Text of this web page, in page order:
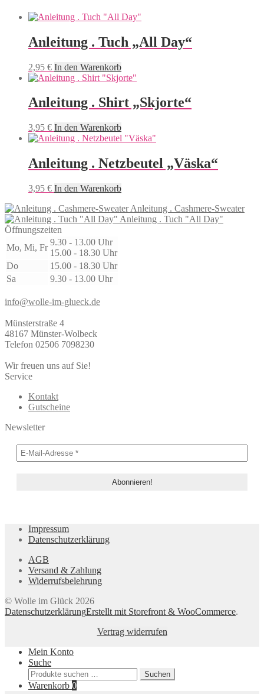
Anleitung . Tuch „All Day“
2,95 € In den Warenkorb
Anleitung . Shirt „Skjorte“
3,95 € In den Warenkorb
Anleitung . Netzbeutel „Väska“
3,95 € In den Warenkorb
Anleitung . Cashmere-Sweater
Anleitung . Tuch "All Day"
Öffnungszeiten
Mo, Mi, Fr
9.30 - 13.00 Uhr
15.00 - 18.30 Uhr
Do
15.00 - 18.30 Uhr
Sa
9.30 - 13.00 Uhr
info@wolle-im-glueck.de
Münsterstraße 4
48167 Münster-Wolbeck
Telefon 02506 7098230
Wir freuen uns auf Sie!
Service
Kontakt
Gutscheine
Newsletter
Impressum
Datenschutzerklärung
AGB
Versand & Zahlung
Widerrufsbelehrung
© Wolle im Glück 2026
DatenschutzerklärungErstellt mit Storefront & WooCommerce.
Vertrag widerrufen
Mein Konto
Suche
Suchen
nach:
Suchen
Warenkorb 0